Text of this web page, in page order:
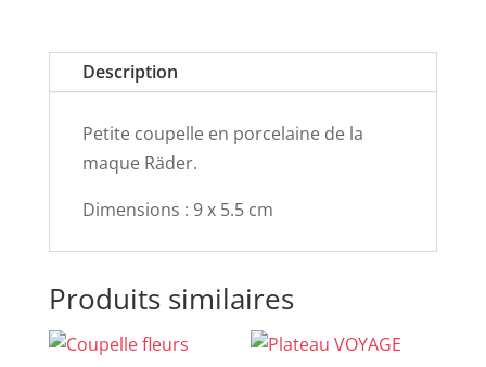
Description
Petite coupelle en porcelaine de la
maque Räder.
Dimensions : 9 x 5.5 cm
Produits similaires